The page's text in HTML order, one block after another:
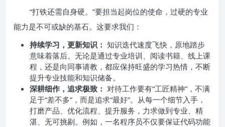
“打铁还需自身硬。”要担当起岗位的使命，过硬的专业
能力是不可或缺的基石。这要求我们：
持续学习，更新知识： 知识迭代速度飞快，原地踏步
意味着落后。无论是通过专业培训、阅读书籍、线上课
程，还是向同事请教，都应保持旺盛的学习热情，不断
提升专业技能和知识储备。
深耕细作，追求极致： 对待工作要有“工匠精神”，不满
足于“差不多”，而是追求“最好”。从每一个细节入手，
打磨产品、优化流程、提升服务，力求做到专业、精
湛、无可挑剔。例如，一名程序员不仅要保证代码功能